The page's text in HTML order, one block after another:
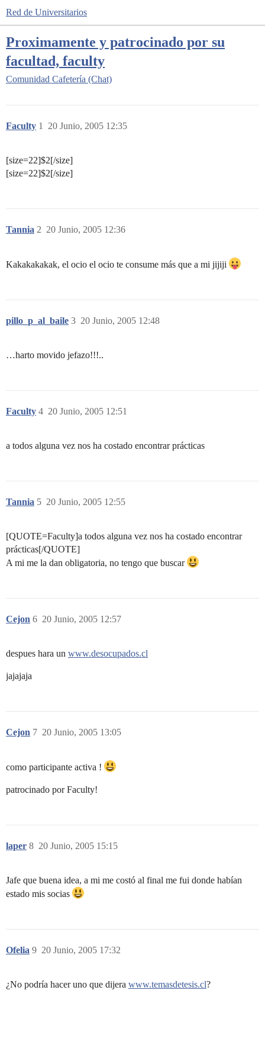
Red de Universitarios
Proximamente y patrocinado por su
facultad, faculty
Comunidad Cafetería (Chat)
Faculty 20 Junio, 2005 12:35
1
[size=22]$2[/size]
[size=22]$2[/size]
Tannia 20 Junio, 2005 12:36
2
Kakakakakak, el ocio el ocio te consume más que a mi jijiji
pillo_p_al_baile 20 Junio, 2005 12:48
3
…harto movido jefazo!!!..
Faculty 20 Junio, 2005 12:51
4
a todos alguna vez nos ha costado encontrar prácticas
Tannia 20 Junio, 2005 12:55
5
[QUOTE=Faculty]a todos alguna vez nos ha costado encontrar
prácticas[/QUOTE]
A mi me la dan obligatoria, no tengo que buscar
Cejon 20 Junio, 2005 12:57
6
despues hara un www.desocupados.cl
jajajaja
Cejon 20 Junio, 2005 13:05
7
como participante activa !
patrocinado por Faculty!
laper 20 Junio, 2005 15:15
8
Jafe que buena idea, a mi me costó al final me fui donde habían
estado mis socias
Ofelia 20 Junio, 2005 17:32
9
¿No podría hacer uno que dijera www.temasdetesis.cl?